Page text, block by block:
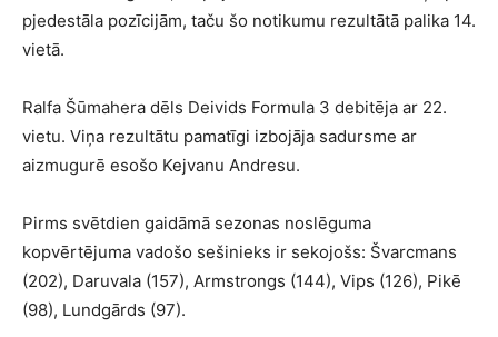
pjedestāla pozīcijām, taču šo notikumu rezultātā palika 14.
vietā.
Ralfa Šūmahera dēls Deivids Formula 3 debitēja ar 22.
vietu. Viņa rezultātu pamatīgi izbojāja sadursme ar
aizmugurē esošo Kejvanu Andresu.
Pirms svētdien gaidāmā sezonas noslēguma
kopvērtējuma vadošo sešinieks ir sekojošs: Švarcmans
(202), Daruvala (157), Armstrongs (144), Vips (126), Pikē
(98), Lundgārds (97).